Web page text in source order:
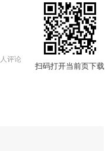
人评论
扫码打开当前页下载